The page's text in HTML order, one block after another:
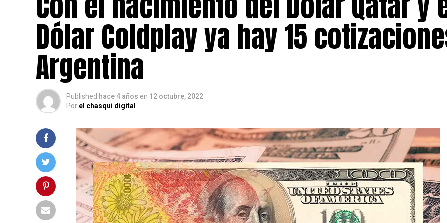
Dólar Coldplay ya hay 15
Argentina
Published hace 4 años en 12 octubre, 2022
Por el chasqui digital